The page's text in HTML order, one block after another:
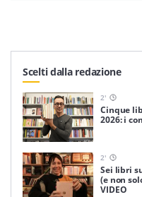
Scelti dalla redazione
2'
Cinque
2026: i
2'
Sei libri
(e non
VIDEO